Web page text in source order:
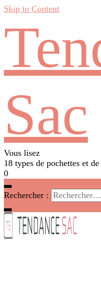
Skip to Content
Sac
Vous lisez
18 types de pochettes et
0
Rechercher :